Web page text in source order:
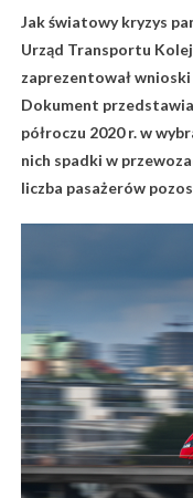
Jak światowy kryzys
Urząd Transportu
zaprezentował
Dokument
półroczu 2020 r. w
nich spadki w
liczba pasażerów